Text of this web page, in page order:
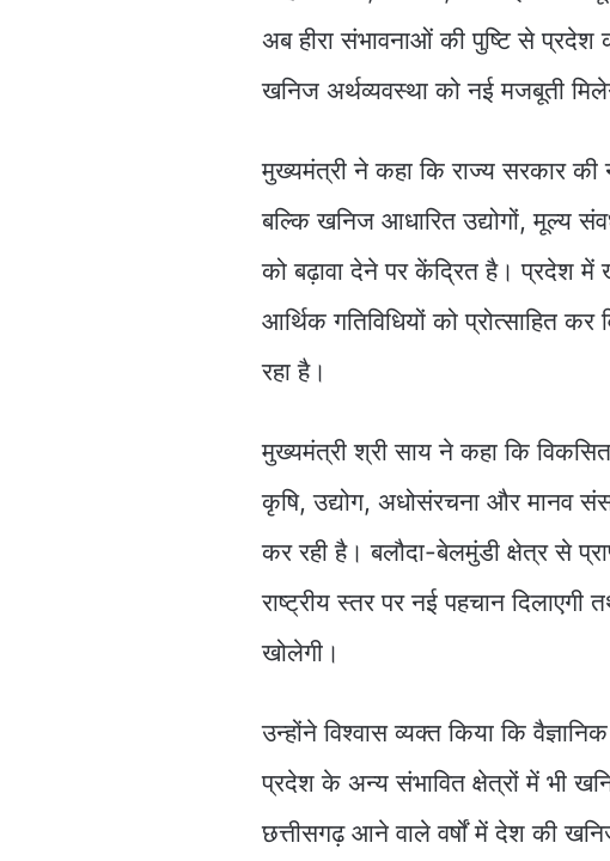
अब हीरा संभावनाओं की पुष्टि से प्रदेश
खनिज अर्थव्यवस्था को नई मजबूती
मुख्यमंत्री ने कहा कि राज्य सरकार
बल्कि खनिज आधारित उद्योगों, मूल्य
को बढ़ावा देने पर केंद्रित है। प्रदेश
आर्थिक गतिविधियों को प्रोत्साहित
रहा है।
मुख्यमंत्री श्री साय ने कहा कि
कृषि, उद्योग, अधोसंरचना और मानव
कर रही है। बलौदा-बेलमुंडी क्षेत्र से
राष्ट्रीय स्तर पर नई पहचान दिलाएगी
खोलेगी।
उन्होंने विश्वास व्यक्त किया कि
प्रदेश के अन्य संभावित क्षेत्रों में भी
छत्तीसगढ़ आने वाले वर्षों में देश की